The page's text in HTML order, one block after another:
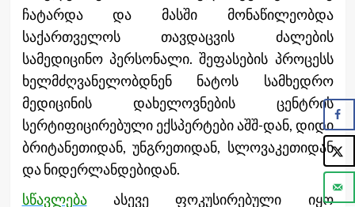
ჩატარდა და მასში მონაწილეობდა
საქართველოს თავდაცვის ძალების
სამედიცინო პერსონალი. შეფასების პროცესს
ხელმძღვანელობდნენ ნატოს სამხედრო
მედიცინის დახელოვნების ცენტრის
სერტიფიცირებული ექსპერტები აშშ-დან, დიდი
ბრიტანეთიდან, უნგრეთიდან, სლოვაკეთიდან
და ნიდერლანდებიდან.
სწავლებაასევე ფოკუსირებული იყო